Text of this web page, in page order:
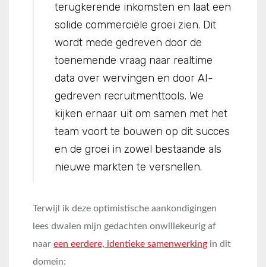
terugkerende inkomsten en laat een
solide commerciële groei zien. Dit
wordt mede gedreven door de
toenemende vraag naar realtime
data over wervingen en door AI-
gedreven recruitmenttools. We
kijken ernaar uit om samen met het
team voort te bouwen op dit succes
en de groei in zowel bestaande als
nieuwe markten te versnellen.
Terwijl ik deze optimistische aankondigingen
lees dwalen mijn gedachten onwillekeurig af
naar een eerdere, identieke samenwerking in dit
domein: